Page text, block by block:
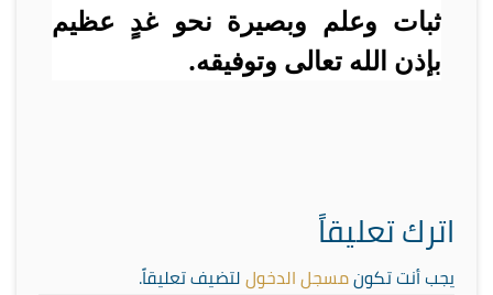
ثبات وعلم وبصيرة نحو غدٍ عظيم
بإذن الله تعالى وتوفيقه.
اترك تعليقاً
يجب أنت تكونمسجل الدخوللتضيف تعليقاً.